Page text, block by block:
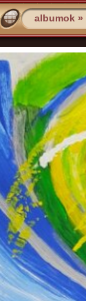
albumok »